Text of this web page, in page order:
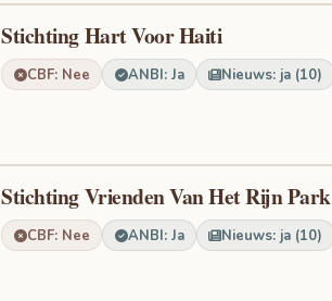
Stichting Hart Voor Haiti
CBF: Nee ANBI: Ja Nieuws: ja (10)
Stichting Vrienden Van Het Rijn Park
CBF: Nee ANBI: Ja Nieuws: ja (10)